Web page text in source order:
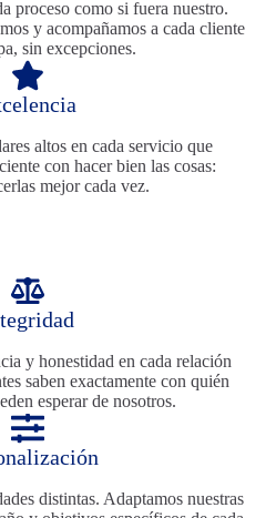
proceso como si fuera nuestro.
y acompañamos a cada cliente
sin excepciones.
altos en cada servicio que
con hacer bien las cosas:
mejor cada vez.
y honestidad en cada relación
saben exactamente con quién
esperar de nosotros.
distintas. Adaptamos nuestras